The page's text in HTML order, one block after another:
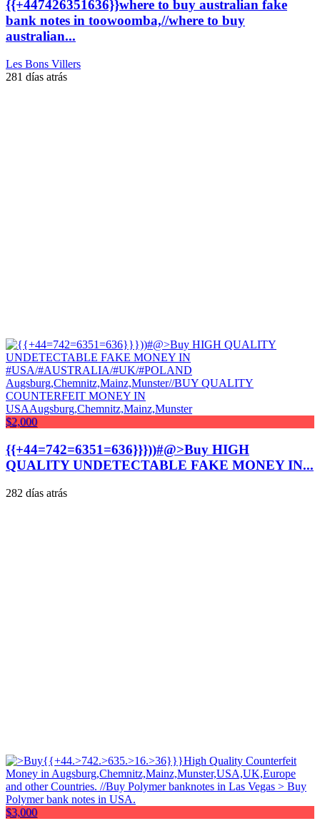
{{+447426351636}}where to buy australian fake
bank notes in toowoomba,//where to buy
australian...
Les Bons Villers
281 días atrás
$2,000
{{+44=742=6351=636}}}))#@>Buy HIGH
QUALITY UNDETECTABLE FAKE MONEY IN...
282 días atrás
$3,000